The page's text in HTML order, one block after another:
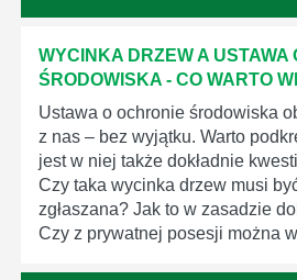
WYCINKA DRZEW A USTAWA
ŚRODOWISKA - CO WARTO
Ustawa o ochronie środowiska
z nas – bez wyjątku. Warto
jest w niej także dokładnie
Czy taka wycinka drzew musi
zgłaszana? Jak to w zasadzie
Czy z prywatnej posesji można